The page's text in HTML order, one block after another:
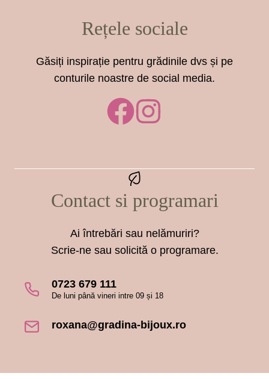
Rețele sociale
Găsiți inspirație pentru grădinile dvs și pe
conturile noastre de social media.
Contact si programari
Ai întrebări sau nelămuriri?
Scrie-ne sau solicită o programare.
0723 679 111
De luni până vineri intre 09 și 18
roxana@gradina-bijoux.ro